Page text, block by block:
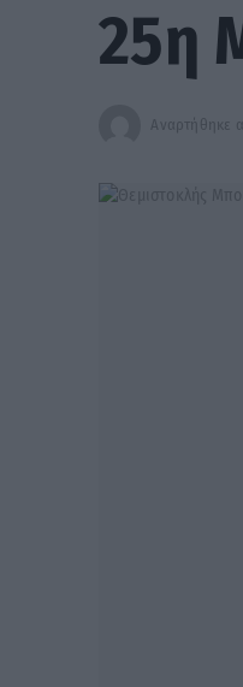
25η
Αναρτήθηκε